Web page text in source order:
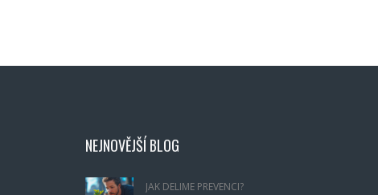
NEJNOVĚJŠÍ BLOG
JAK DELIME PREVENCI?